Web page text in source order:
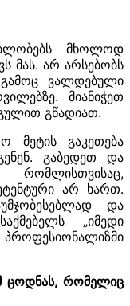
მხოლოდ
მას. არ არსებობს
ვალდებული
მიანიჭეთ
გწადიათ.
მეტის გაკეთება
გაბედეთ და
რომლისთვისაც,
არ ხართ.
და
„იმედი
ცოდნას, რომელიც